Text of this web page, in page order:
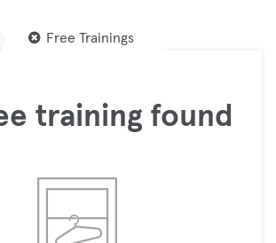
Free Trainings
training found